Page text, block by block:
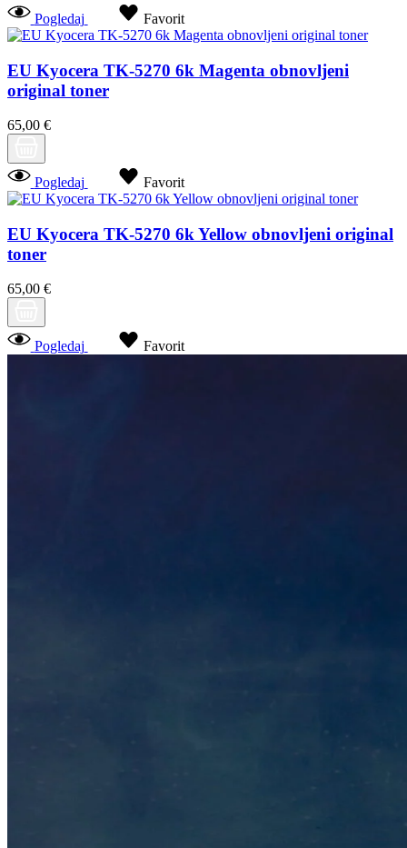
Pogledaj Favorit
EU Kyocera TK-5270 6k Magenta obnovljeni
original toner
65,00 €
Pogledaj Favorit
EU Kyocera TK-5270 6k Yellow obnovljeni original
toner
65,00 €
Pogledaj Favorit